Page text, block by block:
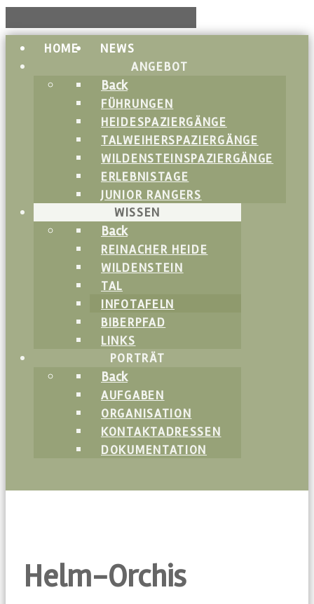
HOME
NEWS
ANGEBOT
Back
FÜHRUNGEN
HEIDESPAZIERGÄNGE
TALWEIHERSPAZIERGÄNGE
WILDENSTEINSPAZIERGÄNGE
ERLEBNISTAGE
JUNIOR RANGERS
WISSEN
Back
REINACHER HEIDE
WILDENSTEIN
TAL
INFOTAFELN
BIBERPFAD
LINKS
PORTRÄT
Back
AUFGABEN
ORGANISATION
KONTAKTADRESSEN
DOKUMENTATION
Helm-Orchis